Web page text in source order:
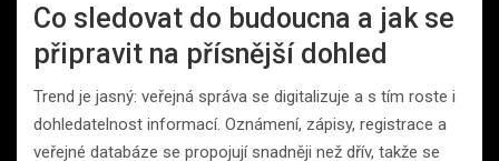
Co sledovat do budoucna a jak se
připravit na přísnější dohled
Trend je jasný: veřejná správa se digitalizuje a s tím roste i
dohledatelnost informací. Oznámení, zápisy, registrace a
veřejné databáze se propojují snadněji než dřív, takže se